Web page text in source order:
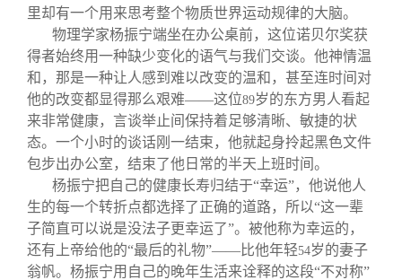
兴趣群体
西南联大校友会
捐赠方法
义工计划
我要订阅
新媒体平台
清华故事
青春风采
校友文苑
校友讲坛
校友视界
终身学习
信息化服务
三创大赛
实用信息
校友总会
总会简介
会长致辞
总会章程
理事会名单
关闭
里却有一个用来思考整个物质世界运动规律的大脑。
物理学家杨振宁端坐在办公桌前，这位诺贝尔奖获
得者始终用一种缺少变化的语气与我们交谈。他神情温
和，那是一种让人感到难以改变的温和，甚至连时间对
他的改变都显得那么艰难——这位89岁的东方男人看起
来非常健康，言谈举止间保持着足够清晰、敏捷的状
态。一个小时的谈话刚一结束，他就起身拎起黑色文件
包步出办公室，结束了他日常的半天上班时间。
杨振宁把自己的健康长寿归结于“幸运”，他说他人
生的每一个转折点都选择了正确的道路，所以“这一辈
子简直可以说是没法子更幸运了”。被他称为幸运的，
还有上帝给他的“最后的礼物”——比他年轻54岁的妻子
翁帆。杨振宁用自己的晚年生活来诠释的这段“不对称”